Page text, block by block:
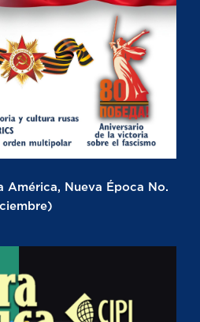
América, Nueva Época No.